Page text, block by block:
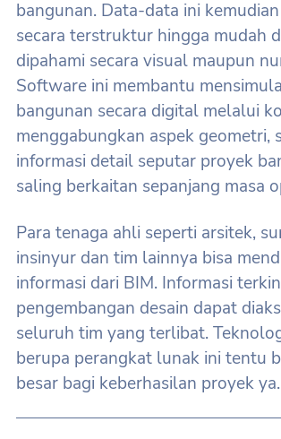
bangunan. Data-data ini
secara terstruktur hingga mudah
dipahami secara visual maupun
Software ini membantu
bangunan secara digital melalui
menggabungkan aspek geometri,
informasi detail seputar proyek
saling berkaitan sepanjang masa
Para tenaga ahli seperti arsitek,
insinyur dan tim lainnya bisa
informasi dari BIM. Informasi
pengembangan desain dapat
seluruh tim yang terlibat.
berupa perangkat lunak ini tentu
besar bagi keberhasilan proyek ya.